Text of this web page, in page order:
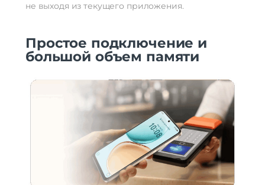
не выходя из текущего приложения.
Простое подключение и
большой объем памяти